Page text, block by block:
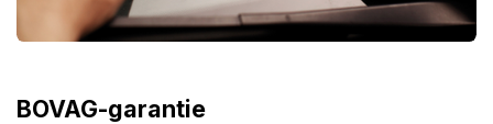
BOVAG-garantie